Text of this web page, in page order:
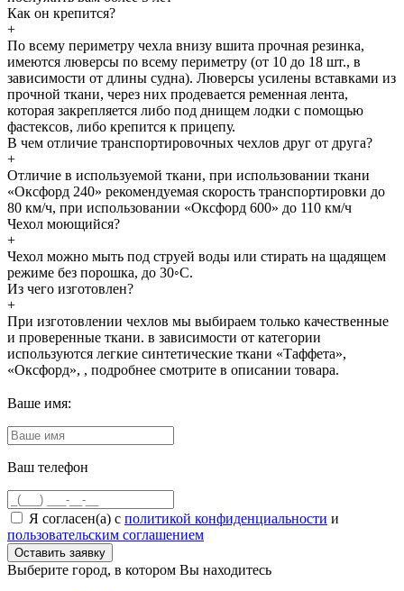
Как он крепится?
+
По всему периметру чехла внизу вшита прочная резинка,
имеются люверсы по всему периметру (от 10 до 18 шт., в
зависимости от длины судна). Люверсы усилены вставками из
прочной ткани, через них продевается ременная лента,
которая закрепляется либо под днищем лодки с помощью
фастексов, либо крепится к прицепу.
В чем отличие транспортировочных чехлов друг от друга?
+
Отличие в используемой ткани, при использовании ткани
«Оксфорд 240» рекомендуемая скорость транспортировки до
80 км/ч, при использовании «Оксфорд 600» до 110 км/ч
Чехол моющийся?
+
Чехол можно мыть под струей воды или стирать на щадящем
режиме без порошка, до 30◦С.
Из чего изготовлен?
+
При изготовлении чехлов мы выбираем только качественные
и проверенные ткани. в зависимости от категории
используются легкие синтетические ткани «Таффета»,
«Оксфорд», , подробнее смотрите в описании товара.
Ваше имя:
Ваш телефон
Я согласен(а) с политикой конфиденциальности и
пользовательским соглашением
Выберите город, в котором Вы находитесь